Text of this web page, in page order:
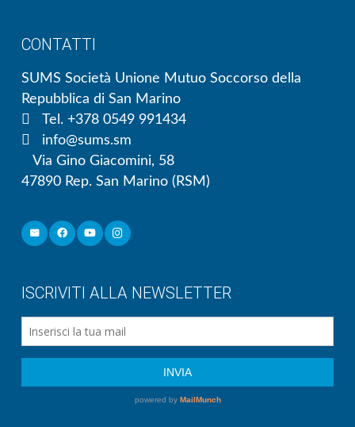
CONTATTI
SUMS Società Unione Mutuo Soccorso della
Repubblica di San Marino
Tel. +378 0549 991434
info@sums.sm
Via Gino Giacomini, 58
47890 Rep. San Marino (RSM)
ISCRIVITI ALLA NEWSLETTER